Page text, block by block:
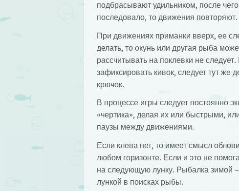
подбрасывают удильником, после
последовало, то движения повторяют.
При движениях приманки вверх, ее
делать, то окунь или другая рыба
рассчитывать на поклевки не
зафиксировать кивок, следует тут же
крючок.
В процессе игры следует постоянно
«чертика», делая их или быстрыми,
паузы между движениями.
Если клева нет, то имеет смысл
любом горизонте. Если и это не
на следующую лунку. Рыбалка зимой –
лункой в поисках рыбы.